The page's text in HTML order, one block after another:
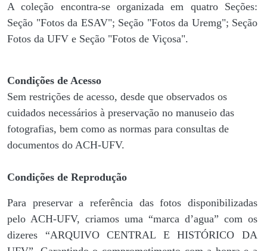
A coleção encontra-se organizada em quatro Seções:
Seção "Fotos da ESAV"; Seção "Fotos da Uremg"; Seção
Fotos da UFV e Seção "Fotos de Viçosa".
Condições de Acesso
Sem restrições de acesso, desde que observados os
cuidados necessários à preservação no manuseio das
fotografias, bem como as normas para consultas de
documentos do ACH-UFV.
Condições de Reprodução
Para preservar a referência das fotos disponibilizadas
pelo ACH-UFV, criamos uma “marca d’agua” com os
dizeres “ARQUIVO CENTRAL E HISTÓRICO DA